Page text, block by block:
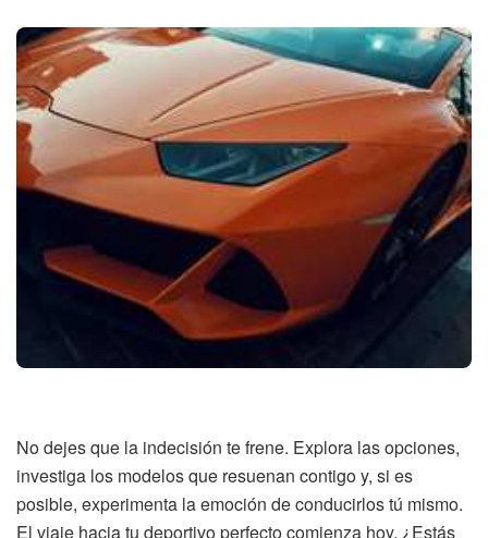
No dejes que la indecisión te frene. Explora las opciones,
investiga los modelos que resuenan contigo y, si es
posible, experimenta la emoción de conducirlos tú mismo.
El viaje hacia tu deportivo perfecto comienza hoy. ¿Estás